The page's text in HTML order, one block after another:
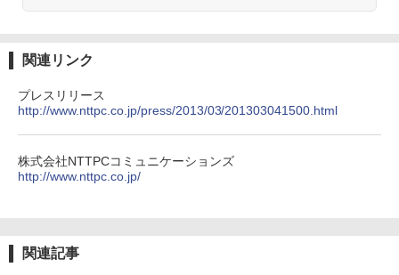
関連リンク
プレスリリース
http://www.nttpc.co.jp/press/2013/03/201303041500.html
株式会社NTTPCコミュニケーションズ
http://www.nttpc.co.jp/
関連記事